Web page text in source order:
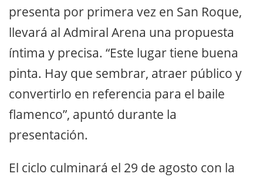
presenta por primera vez en San Roque,
llevará al Admiral Arena una propuesta
íntima y precisa. “Este lugar tiene buena
pinta. Hay que sembrar, atraer público y
convertirlo en referencia para el baile
flamenco”, apuntó durante la
presentación.
El ciclo culminará el 29 de agosto con la